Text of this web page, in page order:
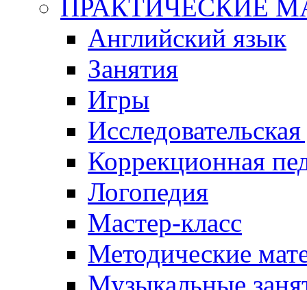
ПРАКТИЧЕСКИЕ
Английский язык
Занятия
Игры
Коррекционная
Логопедия
Мастер-класс
Методические
Музыкальные